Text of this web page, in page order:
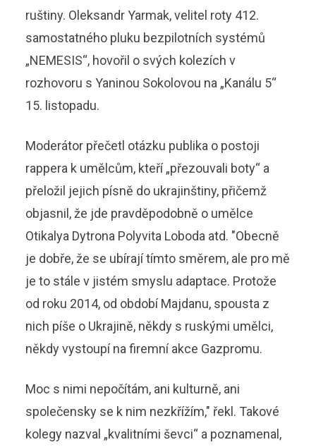
ruštiny. Oleksandr Yarmak, velitel roty 412.
samostatného pluku bezpilotních systémů
„NEMESIS“, hovořil o svých kolezích v
rozhovoru s Yaninou Sokolovou na „Kanálu 5“
15. listopadu.
Moderátor přečetl otázku publika o postoji
rappera k umělcům, kteří „přezouvali boty“ a
přeložil jejich písně do ukrajinštiny, přičemž
objasnil, že jde pravděpodobně o umělce
Otikalya Dytrona Polyvita Loboda atd. "Obecně
je dobře, že se ubírají tímto směrem, ale pro mě
je to stále v jistém smyslu adaptace. Protože
od roku 2014, od období Majdanu, spousta z
nich píše o Ukrajině, někdy s ruskými umělci,
někdy vystoupí na firemní akce Gazpromu.
Moc s nimi nepočítám, ani kulturně, ani
společensky se k nim nezkřížím," řekl. Takové
kolegy nazval „kvalitními ševci“ a poznamenal,